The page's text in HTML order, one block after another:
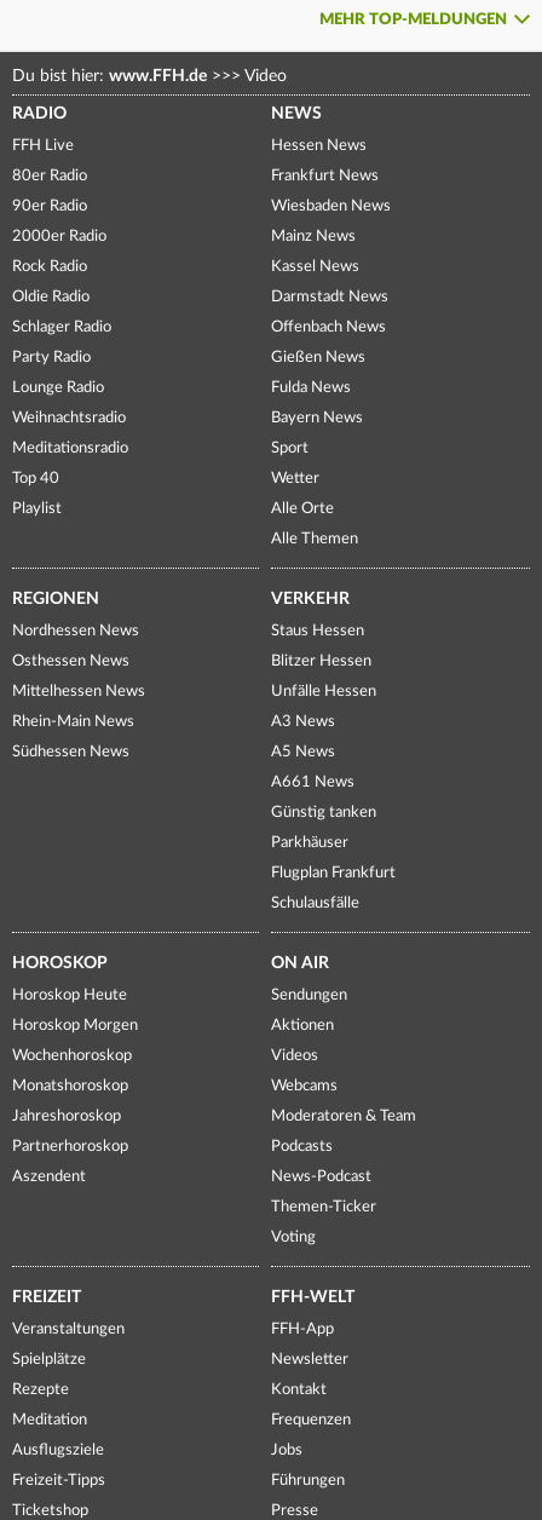
MEHR TOP-MELDUNGEN
Du bist hier: www.FFH.de >>> Video
RADIO
FFH Live
80er Radio
90er Radio
2000er Radio
Rock Radio
Oldie Radio
Schlager Radio
Party Radio
Lounge Radio
Weihnachtsradio
Meditationsradio
Top 40
Playlist
NEWS
Hessen News
Frankfurt News
Wiesbaden News
Mainz News
Kassel News
Darmstadt News
Offenbach News
Gießen News
Fulda News
Bayern News
Sport
Wetter
Alle Orte
Alle Themen
REGIONEN
Nordhessen News
Osthessen News
Mittelhessen News
Rhein-Main News
Südhessen News
VERKEHR
Staus Hessen
Blitzer Hessen
Unfälle Hessen
A3 News
A5 News
A661 News
Günstig tanken
Parkhäuser
Flugplan Frankfurt
Schulausfälle
HOROSKOP
Horoskop Heute
Horoskop Morgen
Wochenhoroskop
Monatshoroskop
Jahreshoroskop
Partnerhoroskop
Aszendent
ON AIR
Sendungen
Aktionen
Videos
Webcams
Moderatoren & Team
Podcasts
News-Podcast
Themen-Ticker
Voting
FREIZEIT
Veranstaltungen
Spielplätze
Rezepte
Meditation
Ausflugsziele
Freizeit-Tipps
Ticketshop
FFH-WELT
FFH-App
Newsletter
Kontakt
Frequenzen
Jobs
Führungen
Presse